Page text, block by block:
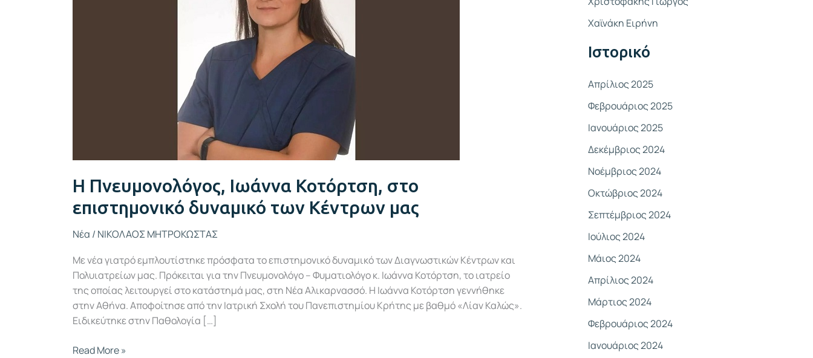
Η Πνευμονολόγος, Ιωάννα Κοτόρτση, στο
επιστημονικό δυναμικό των Κέντρων μας
Νέα / ΝΙΚΟΛΑΟΣ ΜΗΤΡΟΚΩΣΤΑΣ
Με νέα γιατρό εμπλουτίστηκε πρόσφατα το επιστημονικό δυναμικό των Διαγνωστικών Κέντρων και
Πολυιατρείων μας. Πρόκειται για την Πνευμονολόγο – Φυματιολόγο κ. Ιωάννα Κοτόρτση, το ιατρείο
της οποίας λειτουργεί στο κατάστημά μας, στη Νέα Αλικαρνασσό. Η Ιωάννα Κοτόρτση γεννήθηκε
στην Αθήνα. Αποφοίτησε από την Ιατρική Σχολή του Πανεπιστημίου Κρήτης με βαθμό «Λίαν Καλώς».
Ειδικεύτηκε στην Παθολογία […]
Read More »
σ
η
α
:
Χαϊνάκη Ειρήνη
Ιστορικό
Απρίλιος 2025
Φεβρουάριος 2025
Ιανουάριος 2025
Δεκέμβριος 2024
Νοέμβριος 2024
Οκτώβριος 2024
Σεπτέμβριος 2024
Ιούλιος 2024
Μάιος 2024
Απρίλιος 2024
Μάρτιος 2024
Φεβρουάριος 2024
Ιανουάριος 2024